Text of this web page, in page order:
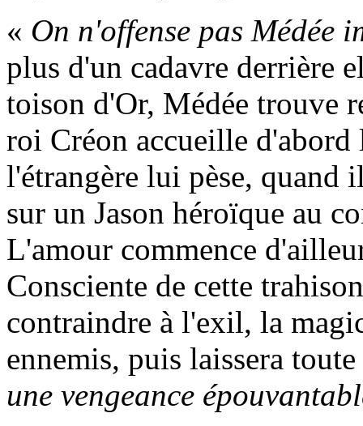
« On n'offense pas Médée
plus d'un cadavre derrière
toison d'Or, Médée trouve
roi Créon accueille
l'étrangère lui pèse, quand
sur un Jason héroïque au
L'amour commence
Consciente de cette
contraindre à l'exil, la
ennemis, puis laissera
une vengeance